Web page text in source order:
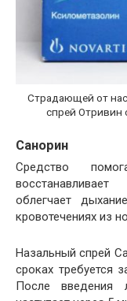
Страдающей от
спрей Отривин
Санорин
Средство
облегчает
кровотечениях из
Назальный спрей
сроках требуется
После введения